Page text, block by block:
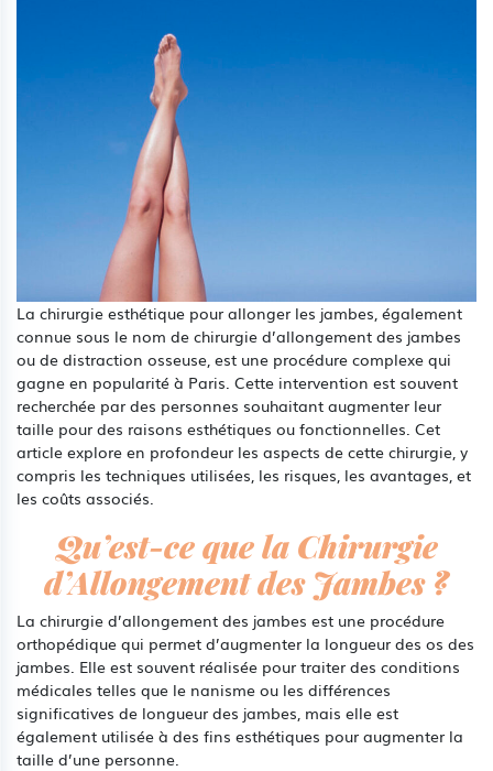
La chirurgie esthétique pour allonger les jambes, également
connue sous le nom de chirurgie d’allongement des jambes
ou de distraction osseuse, est une procédure complexe qui
gagne en popularité à Paris. Cette intervention est souvent
recherchée par des personnes souhaitant augmenter leur
taille pour des raisons esthétiques ou fonctionnelles. Cet
article explore en profondeur les aspects de cette chirurgie, y
compris les techniques utilisées, les risques, les avantages, et
les coûts associés.
Qu’est-ce que la Chirurgie
d’Allongement des Jambes ?
La chirurgie d’allongement des jambes est une procédure
orthopédique qui permet d’augmenter la longueur des os des
jambes. Elle est souvent réalisée pour traiter des conditions
médicales telles que le nanisme ou les différences
significatives de longueur des jambes, mais elle est
également utilisée à des fins esthétiques pour augmenter la
taille d’une personne.